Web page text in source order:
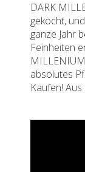
DARK
gekocht,
ganze Jahr
Feinheiten
absolutes
Kaufen!